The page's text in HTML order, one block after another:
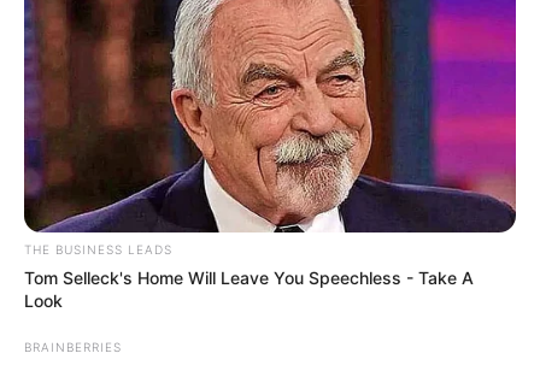
A petíció megfogalmazása nem finomkodik:
szerzői szerint Sulyok Tamás elvesztette a
THE BUSINESS LEADS
Tom Selleck's Home Will Leave You Speechless - Take A
Look
BRAINBERRIES